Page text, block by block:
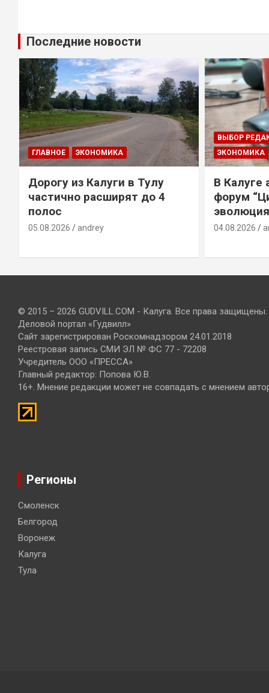
Последние новости
ГЛАВНОЕ ЭКОНОМИКА
Дорогу из Калуги в Тулу
частично расширят до 4
полос
05.08.2026 andrey
ВЫБОР
ЭКОНОМИКА
В Калуге
форум
04.08.2026
© 2015 – 2026 GUDVILL.COM - Калуга. Все права защищены.
Деловой портал «Гудвилл»
Сайт зарегистрирован Роскомнадзором 24.01.2018
Реестровая запись СМИ ЭЛ № ФС 77 - 72208
Учредитель ООО «ПРЕССА»
Главный редактор: Попова Ю.В.
16+. Мнение редакции может не совпадать с мнением
Регионы
Смоленск
Белгород
Воронеж
Калуга
Тула